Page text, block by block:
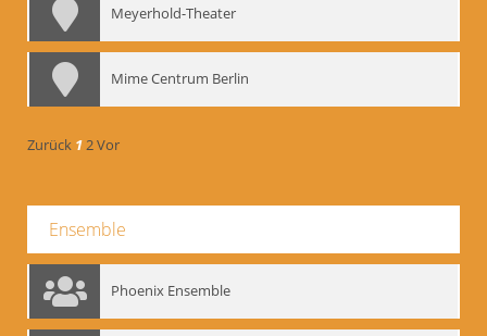
Meyerhold-Theater
Mime Centrum Berlin
Zurück 12Vor
Ensemble
Phoenix Ensemble